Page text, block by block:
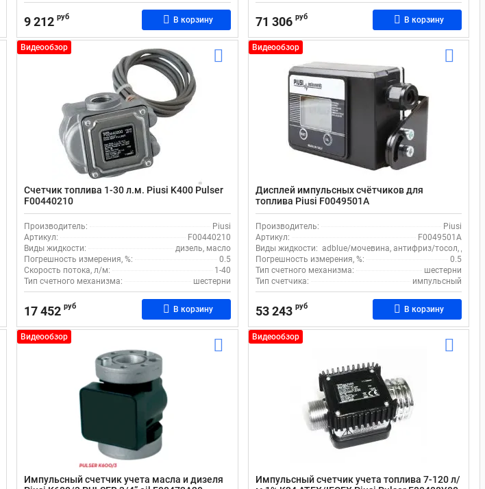
9 212 руб В корзину 71 306 руб В корзину
Видеообзор
Счетчик топлива 1-30 л.м. Piusi K400 Pulser
F00440210
Производитель:
Piusi
Артикул:
F00440210
Виды жидкости:
дизель, масло
Погрешность измерения, %:
0.5
Скорость потока, л/м:
1-40
Тип счетного механизма:
шестерни
17 452 руб В корзину
Видеообзор
Дисплей импульсных счётчиков для
топлива Piusi F0049501A
Производитель:
Piusi
Артикул:
F0049501A
Виды жидкости: adblue/мочевина, антифриз/тосол,
Погрешность измерения, %:
0.5
Тип счетного механизма:
шестерни
Тип счетчика:
импульсный
53 243 руб В корзину
Видеообзор
Импульсный счетчик учета масла и дизеля
Видеообзор
Импульсный счетчик учета топлива 7-120 л/